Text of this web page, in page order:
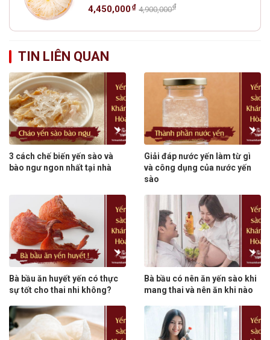
4,450,000₫ 4,900,000₫
TIN LIÊN QUAN
3 cách chế biến yến sào và
bào ngư ngon nhất tại nhà
Giải đáp nước yến làm từ gì
và công dụng của nước yến
sào
Bà bầu ăn huyết yến có thực
sự tốt cho thai nhi không?
Bà bầu có nên ăn yến sào khi
mang thai và nên ăn khi nào